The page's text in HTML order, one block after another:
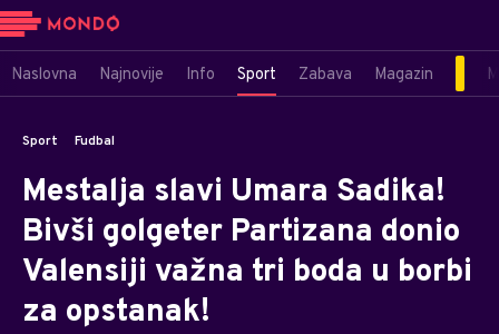
Naslovna Najnovije Info Sport Zabava Magazin
Sport Fudbal
Mestalja slavi Umara Sadika!
Bivši golgeter Partizana donio
Valensiji važna tri boda u borbi
za opstanak!